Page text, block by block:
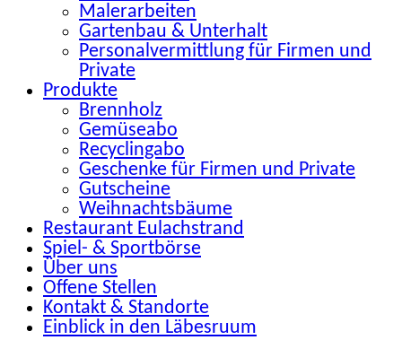
Malerarbeiten
Gartenbau & Unterhalt
Personalvermittlung für Firmen und
Private
Produkte
Brennholz
Gemüseabo
Recyclingabo
Geschenke für Firmen und Private
Gutscheine
Weihnachtsbäume
Restaurant Eulachstrand
Spiel- & Sportbörse
Über uns
Offene Stellen
Kontakt & Standorte
Einblick in den Läbesruum